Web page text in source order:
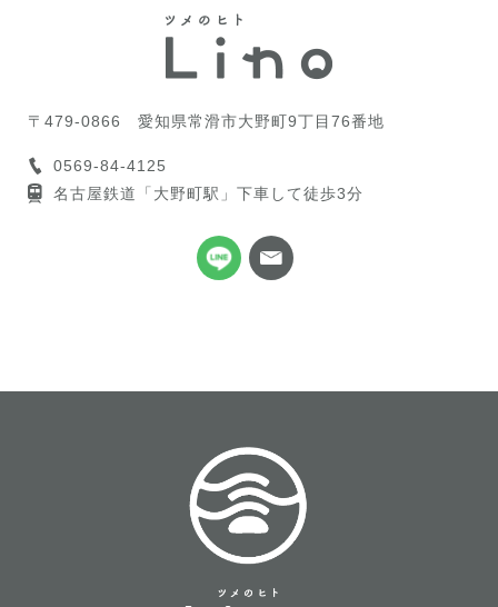
〒479-0866 愛知県常滑市大野町9丁目76番地
0569-84-4125
名古屋鉄道「大野町駅」下車して徒歩3分